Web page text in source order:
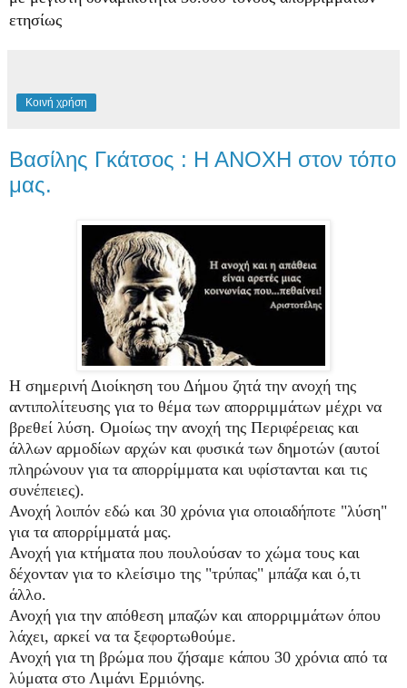
ετησίως
Κοινή χρήση
Βασίλης Γκάτσος : Η ΑΝΟΧΗ στον τόπο
μας.
Η σημερινή Διοίκηση του Δήμου ζητά την ανοχή της
αντιπολίτευσης για το θέμα των απορριμμάτων μέχρι να
βρεθεί λύση. Ομοίως την ανοχή της Περιφέρειας και
άλλων αρμοδίων αρχών και φυσικά των δημοτών (αυτοί
πληρώνουν για τα απορρίμματα και υφίστανται και τις
συνέπειες).
Ανοχή λοιπόν εδώ και 30 χρόνια για οποιαδήποτε "λύση"
για τα απορρίμματά μας.
Ανοχή για κτήματα που πουλούσαν το χώμα τους και
δέχονταν για το κλείσιμο της "τρύπας" μπάζα και ό,τι
άλλο.
Ανοχή για την απόθεση μπαζών και απορριμμάτων όπου
λάχει, αρκεί να τα ξεφορτωθούμε.
Ανοχή για τη βρώμα που ζήσαμε κάπου 30 χρόνια από τα
λύματα στο Λιμάνι Ερμιόνης.